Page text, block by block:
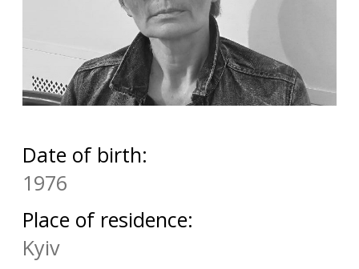
An artwork is about the fact that the inner
world of human is usually more interesting
and fun, wider and fuller than a person shows
on the outside.
Date of birth:
1976
Place of residence:
Kyiv